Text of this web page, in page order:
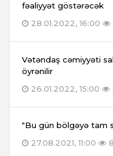
fəaliyyət göstərəcək
28.01.2022, 16:00
Vətəndaş cəmiyyəti
öyrənilir
26.01.2022, 15:00
"Bu gün bölgəyə tam
27.08.2021, 11:00